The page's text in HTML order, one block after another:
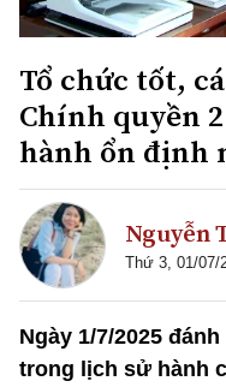
Tổ chức tốt,
Chính quyền
hành ổn định
Nguyễn
Thứ 3, 01/07/
Ngày 1/7/2025
trong lịch sử hành